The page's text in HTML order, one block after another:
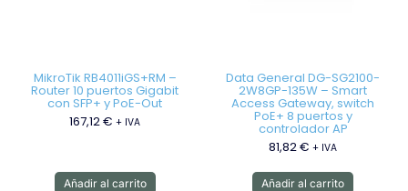
MikroTik RB4011iGS+RM –
Router 10 puertos Gigabit
con SFP+ y PoE-Out
167,12€ + IVA
Añadir al carrito
Data General DG-SG2100-
2W8GP-135W – Smart
Access Gateway, switch
PoE+ 8 puertos y
controlador AP
81,82€ + IVA
Añadir al carrito